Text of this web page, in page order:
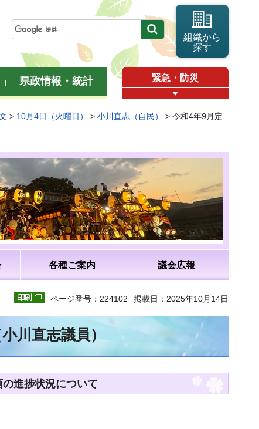
組織から
探す
県政情報・統計 緊急・防災
> 10月4日（火曜日） > 小川直志（自民）
> 令和4年9月定
各種ご案内 議会広報
ページ番号：224102 掲載日：2025年10月14日
川直志議員）
進捗状況について